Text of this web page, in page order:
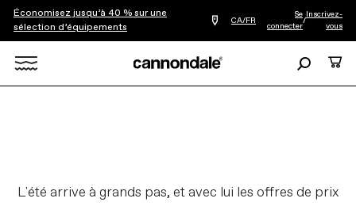
Économisez jusqu’à 40 % sur une
sélection d’équipements
Trouver
détaillant
CA/FR
Se
connecter
/
Inscrivez-
vous
L'été arrive à grands pas, et avec lui les offres de prix